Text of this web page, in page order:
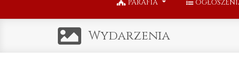
PARAFIA
Wydarzenia